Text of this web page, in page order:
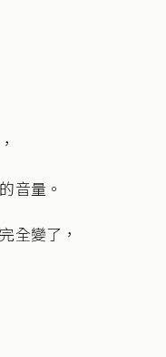
音量。
全變了，